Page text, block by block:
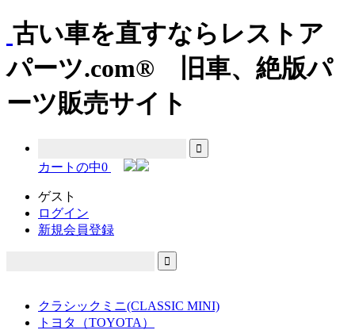
古い車を直すならレストア
パーツ.com® 旧車、絶版パ
ーツ販売サイト
カートの中0
ゲスト
ログイン
新規会員登録
クラシックミニ(CLASSIC MINI)
トヨタ（TOYOTA）